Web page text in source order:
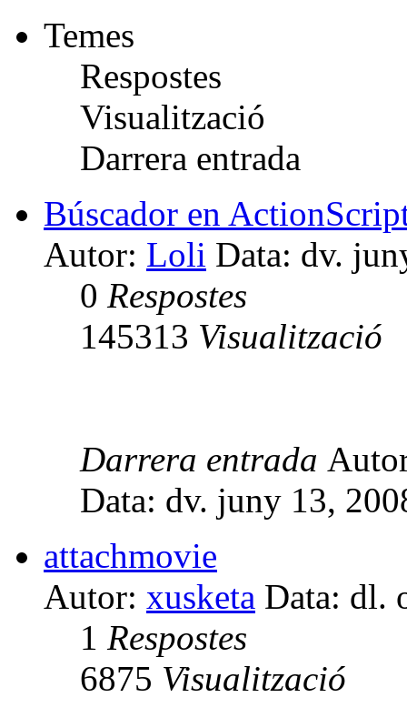
Temes
Respostes
Visualització
Darrera entrada
Búscador en
Autor: Loli Data: dv.
0 Respostes
145313 Visualització
Darrera entrada
Data: dv. juny 13,
attachmovie
Autor: xusketa Data: dl.
1 Respostes
6875 Visualització